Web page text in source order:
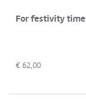
For festivity time
€ 62,00